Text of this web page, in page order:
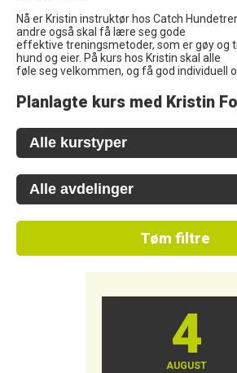
Nå er Kristin instruktør hos Catch
andre også skal få lære seg gode
effektive treningsmetoder, som er gøy og
hund og eier. På kurs hos Kristin skal alle
føle seg velkommen, og få god individuell
Planlagte kurs med Kristin
Tøm filtre
4
AUGUST